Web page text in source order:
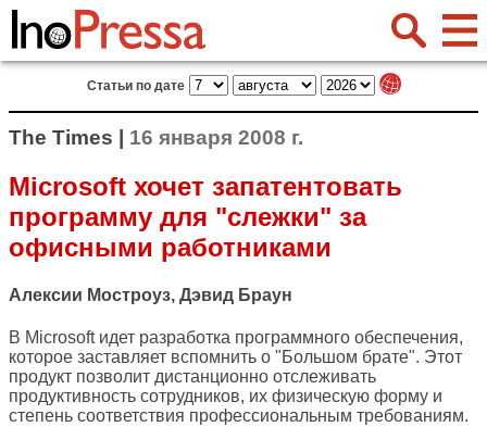
Статьи по дате
The Times | 16 января 2008 г.
Microsoft хочет запатентовать
программу для "слежки" за
офисными работниками
Алексии Мостроуз, Дэвид Браун
В Microsoft идет разработка программного обеспечения,
которое заставляет вспомнить о "Большом брате". Этот
продукт позволит дистанционно отслеживать
продуктивность сотрудников, их физическую форму и
степень соответствия профессиональным требованиям.